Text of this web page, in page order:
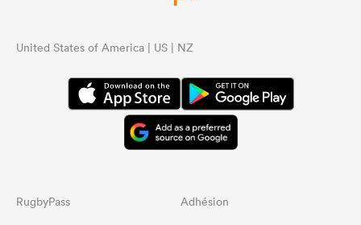
United States of America | US | NZ
RugbyPass Adhésion